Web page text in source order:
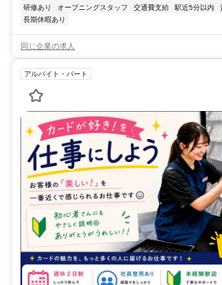
研修あり
オープニングスタッフ 交通費支給 駅近5分以内
長期休暇あり
同じ企業の求人
アルバイト・パート